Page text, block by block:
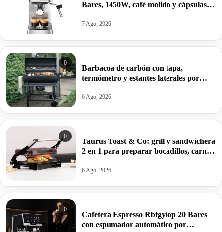
Bares, 1450W, café molido y cápsulas
7 Ago, 2026
0
Barbacoa de carbón con tapa,
termómetro y estantes laterales por
6 Ago, 2026
0
Taurus Toast & Co: grill y sandwichera
2 en 1 para preparar bocadillos, carnes
6 Ago, 2026
0
Cafetera Espresso Rbfgyiop 20 Bares
con espumador automático por